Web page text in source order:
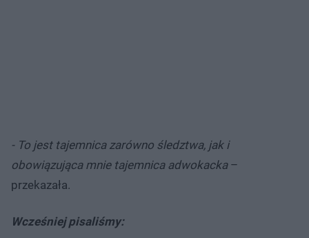
- To jest tajemnica zarówno śledztwa, jak i
obowiązująca mnie tajemnica adwokacka–
przekazała.
Wcześniej pisaliśmy: